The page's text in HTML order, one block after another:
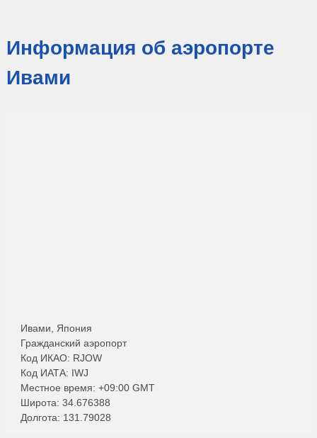
Информация об аэропорте
Ивами
Ивами, Япония
Гражданский аэропорт
Код ИКАО: RJOW
Код ИАТА: IWJ
Местное время: +09:00 GMT
Широта: 34.676388
Долгота: 131.79028